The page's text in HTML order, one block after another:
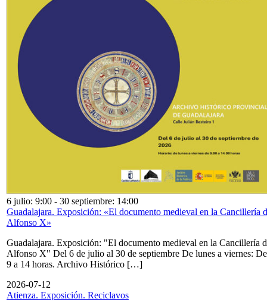
6 julio: 9:00 - 30 septiembre: 14:00
Guadalajara. Exposición: «El documento medieval en la Cancillería
Alfonso X»
Guadalajara. Exposición: "El documento medieval en la Cancillería
Alfonso X" Del 6 de julio al 30 de septiembre De lunes a viernes: De
9 a 14 horas. Archivo Histórico […]
2026-07-12
Atienza. Exposición. Reciclavos